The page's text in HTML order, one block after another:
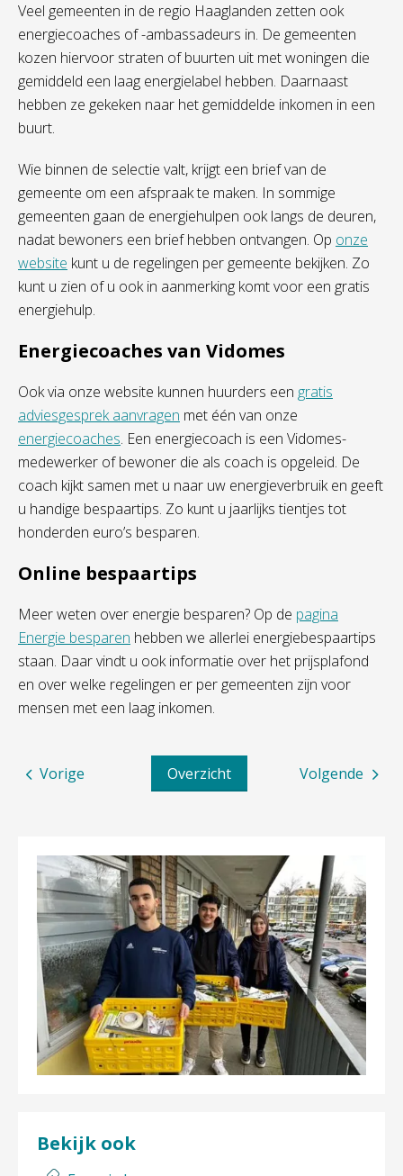
Veel gemeenten in de regio Haaglanden zetten ook
energiecoaches of -ambassadeurs in. De gemeenten
kozen hiervoor straten of buurten uit met woningen die
gemiddeld een laag energielabel hebben. Daarnaast
hebben ze gekeken naar het gemiddelde inkomen in een
buurt.
Wie binnen de selectie valt, krijgt een brief van de
gemeente om een afspraak te maken. In sommige
gemeenten gaan de energiehulpen ook langs de deuren,
nadat bewoners een brief hebben ontvangen. Op onze
website kunt u de regelingen per gemeente bekijken. Zo
kunt u zien of u ook in aanmerking komt voor een gratis
energiehulp.
Energiecoaches van Vidomes
Ook via onze website kunnen huurders een gratis
adviesgesprek aanvragen met één van onze
energiecoaches. Een energiecoach is een Vidomes-
medewerker of bewoner die als coach is opgeleid. De
coach kijkt samen met u naar uw energieverbruik en geeft
u handige bespaartips. Zo kunt u jaarlijks tientjes tot
honderden euro’s besparen.
Online bespaartips
Meer weten over energie besparen? Op de pagina
Energie besparen hebben we allerlei energiebespaartips
staan. Daar vindt u ook informatie over het prijsplafond
en over welke regelingen er per gemeenten zijn voor
mensen met een laag inkomen.
Volgende
Overzicht
Vorige
Bekijk ook